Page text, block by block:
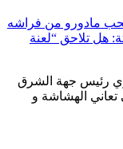
مادورو من فراشه
هل تلاحق “لعنة
رئيس جهة الشرق
تعاني الهشاشة و